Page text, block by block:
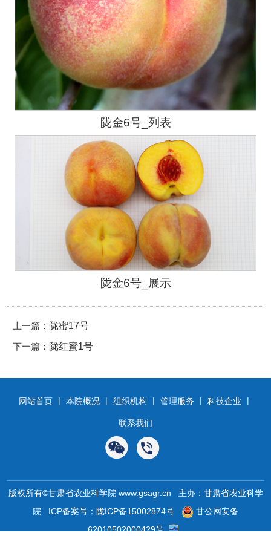
陇金6号_列表
陇金6号_展示
上一篇： 陇蜜17号
下一篇： 陇红蜜1号
网站首页 | 本院概况 | 组织机构 | 管理服务 | 科技企业 |
联系我们
版权所有©甘肃省农业科学院 www.gsagr.cn 主办：甘肃省农业科学
院 ICP备案号：陇ICP备15002874号
甘公网安备
62010502000429号